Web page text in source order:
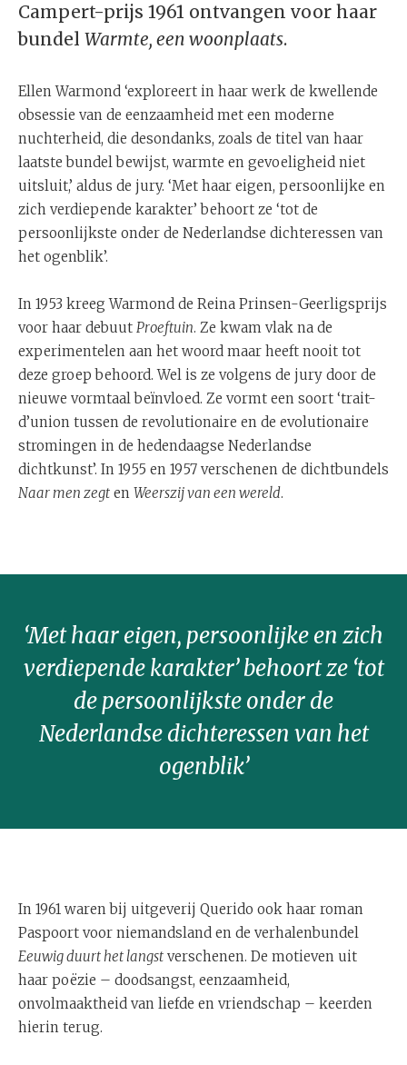
Campert-prijs 1961 ontvangen voor haar
bundel Warmte, een woonplaats.
Ellen Warmond ‘exploreert in haar werk de kwellende
obsessie van de eenzaamheid met een moderne
nuchterheid, die desondanks, zoals de titel van haar
laatste bundel bewijst, warmte en gevoeligheid niet
uitsluit,’ aldus de jury. ‘Met haar eigen, persoonlijke en
zich verdiepende karakter’ behoort ze ‘tot de
persoonlijkste onder de Nederlandse dichteressen van
het ogenblik’.
In 1953 kreeg Warmond de Reina Prinsen-Geerligsprijs
voor haar debuut Proeftuin. Ze kwam vlak na de
experimentelen aan het woord maar heeft nooit tot
deze groep behoord. Wel is ze volgens de jury door de
nieuwe vormtaal beïnvloed. Ze vormt een soort ‘trait-
d’union tussen de revolutionaire en de evolutionaire
stromingen in de hedendaagse Nederlandse
dichtkunst’. In 1955 en 1957 verschenen de dichtbundels
Naar men zegt en Weerszij van een wereld.
‘Met haar eigen, persoonlijke en zich
verdiepende karakter’ behoort ze ‘tot
de persoonlijkste onder de
Nederlandse dichteressen van het
ogenblik’
In 1961 waren bij uitgeverij Querido ook haar roman
Paspoort voor niemandsland en de verhalenbundel
Eeuwig duurt het langst verschenen. De motieven uit
haar poëzie – doodsangst, eenzaamheid,
onvolmaaktheid van liefde en vriendschap – keerden
hierin terug.